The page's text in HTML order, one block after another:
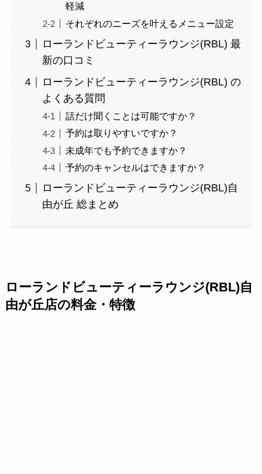
軽減
それぞれのニーズを叶えるメニュー設定
ローランドビューティーラウンジ(RBL) 最
新の口コミ
ローランドビューティーラウンジ(RBL) の
よくある質問
話だけ聞くことは可能ですか？
予約は取りやすいですか？
未成年でも予約できますか？
予約のキャンセルはできますか？
ローランドビューティーラウンジ(RBL)自
由が丘 総まとめ
ローランドビューティーラウンジ(RBL)自
由が丘店の料金・特徴